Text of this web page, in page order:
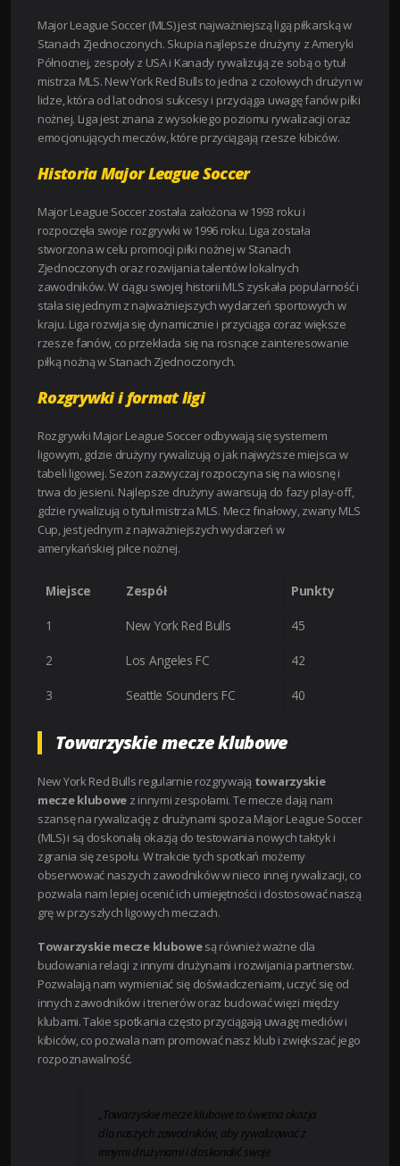
Major League Soccer (MLS) jest najważniejszą ligą piłkarską w
Stanach Zjednoczonych. Skupia najlepsze drużyny z Ameryki
Północnej, zespoły z USA i Kanady rywalizują ze sobą o tytuł
mistrza MLS. New York Red Bulls to jedna z czołowych drużyn w
lidze, która od lat odnosi sukcesy i przyciąga uwagę fanów piłki
nożnej. Liga jest znana z wysokiego poziomu rywalizacji oraz
emocjonujących meczów, które przyciągają rzesze kibiców.
Historia Major League Soccer
Major League Soccer została założona w 1993 roku i
rozpoczęła swoje rozgrywki w 1996 roku. Liga została
stworzona w celu promocji piłki nożnej w Stanach
Zjednoczonych oraz rozwijania talentów lokalnych
zawodników. W ciągu swojej historii MLS zyskała popularność i
stała się jednym z najważniejszych wydarzeń sportowych w
kraju. Liga rozwija się dynamicznie i przyciąga coraz większe
rzesze fanów, co przekłada się na rosnące zainteresowanie
piłką nożną w Stanach Zjednoczonych.
Rozgrywki i format ligi
Rozgrywki Major League Soccer odbywają się systemem
ligowym, gdzie drużyny rywalizują o jak najwyższe miejsca w
tabeli ligowej. Sezon zazwyczaj rozpoczyna się na wiosnę i
trwa do jesieni. Najlepsze drużyny awansują do fazy play-off,
gdzie rywalizują o tytuł mistrza MLS. Mecz finałowy, zwany MLS
Cup, jest jednym z najważniejszych wydarzeń w
amerykańskiej piłce nożnej.
Miejsce Zespół Punkty
1 New York Red Bulls 45
2 Los Angeles FC 42
3 Seattle Sounders FC 40
Towarzyskie mecze klubowe
New York Red Bulls regularnie rozgrywają towarzyskie
mecze klubowe z innymi zespołami. Te mecze dają nam
szansę na rywalizację z drużynami spoza Major League Soccer
(MLS) i są doskonałą okazją do testowania nowych taktyk i
zgrania się zespołu. W trakcie tych spotkań możemy
obserwować naszych zawodników w nieco innej rywalizacji, co
pozwala nam lepiej ocenić ich umiejętności i dostosować naszą
grę w przyszłych ligowych meczach.
Towarzyskie mecze klubowesą również ważne dla
budowania relacji z innymi drużynami i rozwijania partnerstw.
Pozwalają nam wymieniać się doświadczeniami, uczyć się od
innych zawodników i trenerów oraz budować więzi między
klubami. Takie spotkania często przyciągają uwagę mediów i
kibiców, co pozwala nam promować nasz klub i zwiększać jego
rozpoznawalność.
„Towarzyskie mecze klubowe to świetna okazja
dla naszych zawodników, aby rywalizować z
innymi drużynami i doskonalić swoje